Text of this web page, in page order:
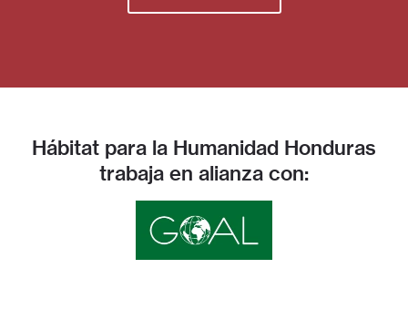
Hábitat para la Humanidad Honduras
trabaja en alianza con: